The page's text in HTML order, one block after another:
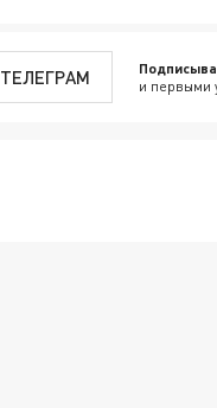
ТЕЛЕГРАМ и первыми